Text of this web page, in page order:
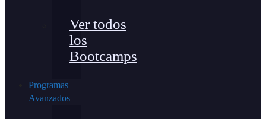
Ver todos
los
Bootcamps
Programas
Avanzados